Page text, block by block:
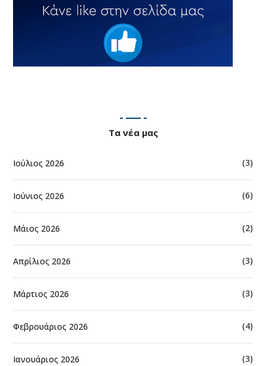
Τα νέα μας
Ιούλιος 2026 (3)
Ιούνιος 2026 (6)
Μάιος 2026 (2)
Απρίλιος 2026 (3)
Μάρτιος 2026 (3)
Φεβρουάριος 2026 (4)
Ιανουάριος 2026 (3)